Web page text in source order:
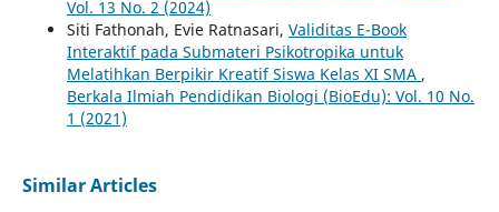
Vol. 13 No. 2 (2024)
Siti Fathonah, Evie Ratnasari, Validitas E-Book
Interaktif pada Submateri Psikotropika untuk
Melatihkan Berpikir Kreatif Siswa Kelas XI SMA ,
Berkala Ilmiah Pendidikan Biologi (BioEdu): Vol. 10 No.
1 (2021)
Similar Articles